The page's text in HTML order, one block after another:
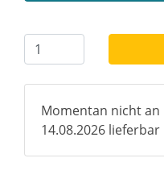
Momentan nicht an
14.08.2026 lieferbar